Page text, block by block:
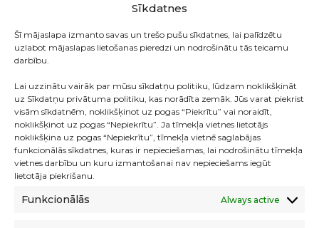
Sīkdatnes
Šī mājaslapa izmanto savas un trešo pušu sīkdatnes, lai palīdzētu
uzlabot mājaslapas lietošanas pieredzi un nodrošinātu tās teicamu
darbību.
Lai uzzinātu vairāk par mūsu sīkdatņu politiku, lūdzam noklikšķināt
uz Sīkdatņu privātuma politiku, kas norādīta zemāk. Jūs varat piekrist
visām sīkdatnēm, noklikšķinot uz pogas “Piekrītu” vai noraidīt,
noklikšķinot uz pogas “Nepiekrītu”. Ja tīmekļa vietnes lietotājs
noklikšķina uz pogas “Nepiekrītu”, tīmekļa vietnē saglabājas
funkcionālās sīkdatnes, kuras ir nepieciešamas, lai nodrošinātu tīmekļa
vietnes darbību un kuru izmantošanai nav nepieciešams iegūt
lietotāja piekrišanu.
Funkcionālās Always active